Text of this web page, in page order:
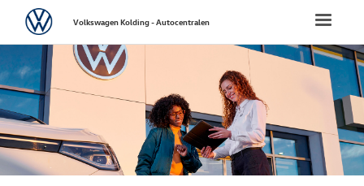
FORSIDE
NYE
NYE VAREBILER
Toggle
VolkswagenVolkswagen Kolding - Autocentralen